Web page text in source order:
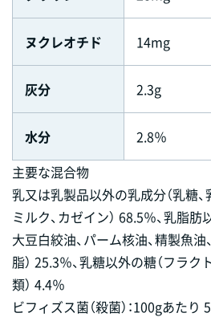
ヌクレオチド 14mg
灰分 2.3g
水分 2.8％
主要な混合物
乳又は乳製品以外の乳成分（乳糖
ミルク、カゼイン） 68.5％、乳脂肪
大豆白絞油、パーム核油、精製魚
脂） 25.3％、乳糖以外の糖（フラ
類） 4.4％
ビフィズス菌（殺菌）：100gあたり